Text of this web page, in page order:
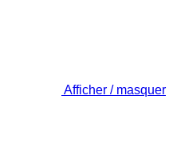
Afficher / masquer